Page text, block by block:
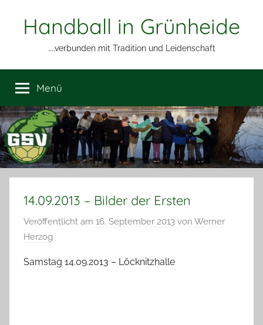
Handball in Grünheide
…..verbunden mit Tradition und Leidenschaft
Menü
14.09.2013 – Bilder der Ersten
Veröffentlicht am 16. September 2013 von Werner
Herzog
Samstag 14.09.2013 – Löcknitzhalle